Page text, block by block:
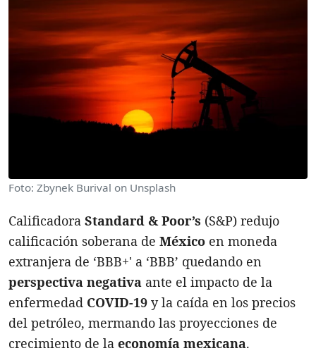
Foto: Zbynek Burival on Unsplash
Calificadora Standard & Poor’s (S&P) redujo
calificación soberana de México en moneda
extranjera de ‘BBB+' a ‘BBB’ quedando en
perspectiva negativa ante el impacto de la
enfermedad COVID-19 y la caída en los precios
del petróleo, mermando las proyecciones de
crecimiento de la economía mexicana.